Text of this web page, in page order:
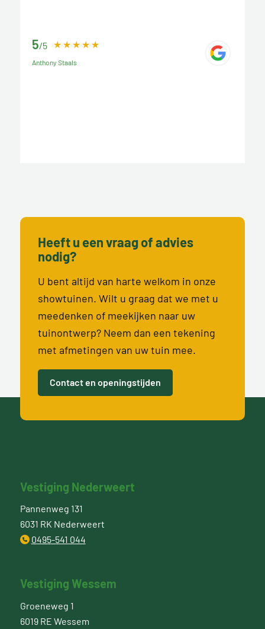
5/5
Anthony Staals
Heeft u een vraag of advies
nodig?
U bent altijd van harte welkom in onze
showtuinen. Wilt u graag dat we met u
meedenken of meekijken naar uw
tuinontwerp? Neem dan een tekening
met afmetingen van uw tuin mee.
Contact en openingstijden
Vestiging Nederweert
Pannenweg 131
6031 RK Nederweert
0495-541 044
Vestiging Wessem
Groeneweg 1
6019 RE Wessem